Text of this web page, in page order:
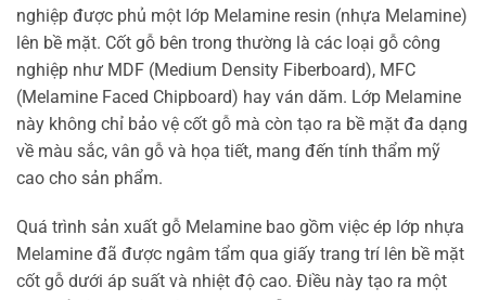
nghiệp được phủ một lớp Melamine resin (nhựa Melamine)
lên bề mặt. Cốt gỗ bên trong thường là các loại gỗ công
nghiệp như MDF (Medium Density Fiberboard), MFC
(Melamine Faced Chipboard) hay ván dăm. Lớp Melamine
này không chỉ bảo vệ cốt gỗ mà còn tạo ra bề mặt đa dạng
về màu sắc, vân gỗ và họa tiết, mang đến tính thẩm mỹ
cao cho sản phẩm.
Quá trình sản xuất gỗ Melamine bao gồm việc ép lớp nhựa
Melamine đã được ngâm tẩm qua giấy trang trí lên bề mặt
cốt gỗ dưới áp suất và nhiệt độ cao. Điều này tạo ra một